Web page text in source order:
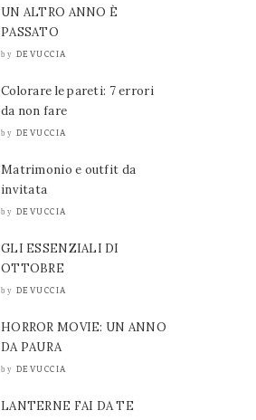
UN ALTRO ANNO È
PASSATO
by DEVUCCIA
Colorare le pareti: 7 errori
da non fare
by DEVUCCIA
Matrimonio e outfit da
invitata
by DEVUCCIA
GLI ESSENZIALI DI
OTTOBRE
by DEVUCCIA
HORROR MOVIE: UN ANNO
DA PAURA
by DEVUCCIA
LANTERNE FAI DA TE